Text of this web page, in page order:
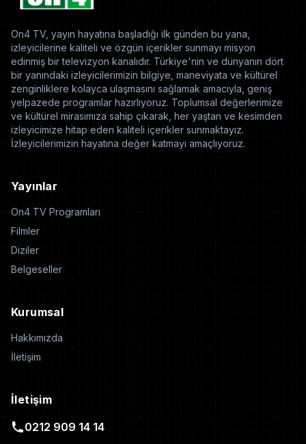
On4 TV, yayın hayatına başladığı ilk günden bu yana,
izleyicilerine kaliteli ve özgün içerikler sunmayı misyon
edinmiş bir televizyon kanalıdır. Türkiye'nin ve dünyanın dört
bir yanındaki izleyicilerimizin bilgiye, maneviyata ve kültürel
zenginliklere kolayca ulaşmasını sağlamak amacıyla, geniş
yelpazede programlar hazırlıyoruz. Toplumsal değerlerimize
ve kültürel mirasımıza sahip çıkarak, her yaştan ve kesimden
izleyicimize hitap eden kaliteli içerikler sunmaktayız.
İzleyicilerimizin hayatına değer katmayı amaçlıyoruz.
Yayınlar
On4 TV Programları
Filmler
Diziler
Belgeseller
Kurumsal
Hakkımızda
İletişim
İletişim
0212 909 14 14